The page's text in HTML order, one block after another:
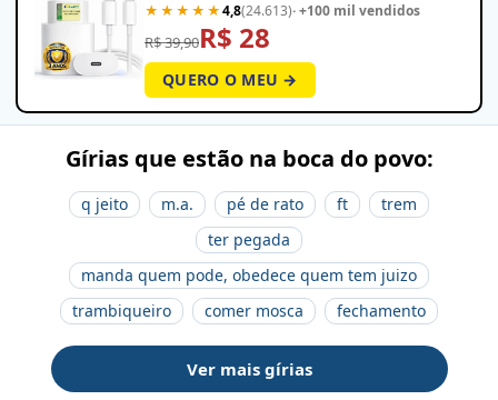
★★★★★4,8(24.613)· +100 mil vendidos
R$ 39,90R$ 28
QUERO O MEU →
Gírias que estão na boca do povo:
q jeito m.a. pé de rato ft
trem
ter pegada
manda quem pode, obedece quem tem juizo
trambiqueiro
comer mosca fechamento
Ver mais gírias